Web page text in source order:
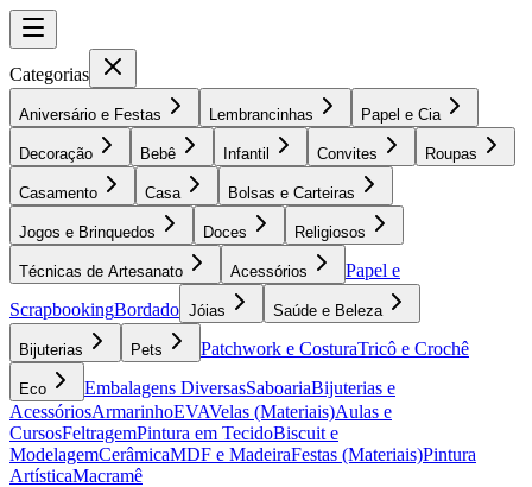
Categorias
Aniversário e Festas Lembrancinhas Papel e Cia
Decoração Bebê Infantil Convites Roupas
Casamento Casa Bolsas e Carteiras
Jogos e Brinquedos Doces Religiosos
Técnicas de Artesanato Acessórios
Papel e
ScrapbookingBordado Jóias Saúde e Beleza
Bijuterias Pets Patchwork e CosturaTricô e Crochê
Eco Embalagens DiversasSaboariaBijuterias e
AcessóriosArmarinhoEVAVelas (Materiais)Aulas e
CursosFeltragemPintura em TecidoBiscuit e
ModelagemCerâmicaMDF e MadeiraFestas (Materiais)Pintura
ArtísticaMacramê